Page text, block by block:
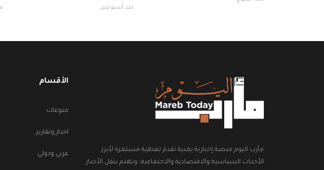
منذ أسبوعين
مأرب اليوم منصة إخبارية يمنية تقدم تغطية مستمرة لأبرز
الأحداث السياسية والاقتصادية والاجتماعية، وتهتم بنقل الأخبار
الأقسام
منوعات
اخبار وتقارير
عربي ودولي